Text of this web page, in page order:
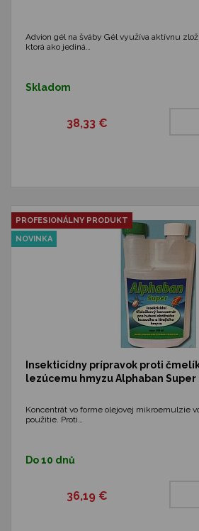
Advion gél na šváby Gél využíva aktívnu
ktorá ako jediná…
Skladom
38,33 €
PROFESIONÁLNY PRODUKT
NOVINKA
Insekticídny prípravok proti
lezúcemu hmyzu Alphaban Super
Koncentrát vo forme olejovej mikroemulzie
použitie. Proti…
Do 10 dnů
36,19 €